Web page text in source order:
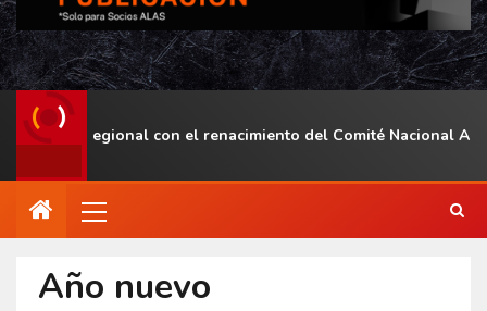
regional con el renacimiento del Comité Nacional ALAS
Año nuevo